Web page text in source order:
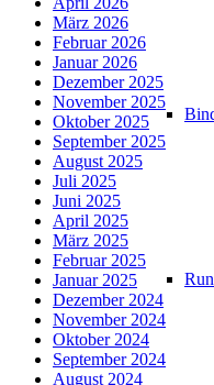
März 2026
Februar 2026
Januar 2026
Dezember 2025
November 2025
Oktober 2025
September 2025
August 2025
Juli 2025
Juni 2025
April 2025
März 2025
Februar 2025
Januar 2025
Dezember 2024
November 2024
Oktober 2024
September 2024
August 2024